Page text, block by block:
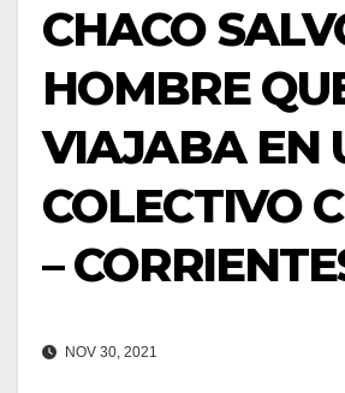
CHACO
HOMBRE
VIAJABA EN
COLECTIVO
–
NOV 30, 2021